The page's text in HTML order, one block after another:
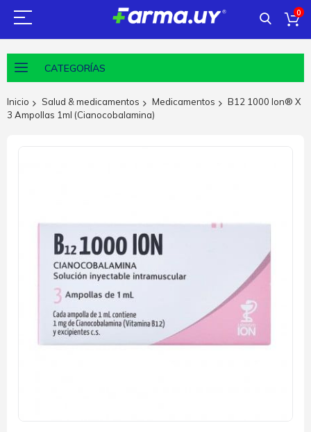
0
CATEGORÍAS
Inicio Salud & medicamentos Medicamentos
B12 1000 Ion® X
3 Ampollas 1ml (Cianocobalamina)
imágenes